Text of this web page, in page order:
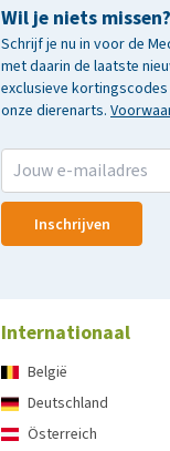
Wil je niets missen?
Schrijf je nu in voor de
met daarin de laatste
exclusieve
onze dierenarts.
Inschrijven
Internationaal
België
Deutschland
Österreich